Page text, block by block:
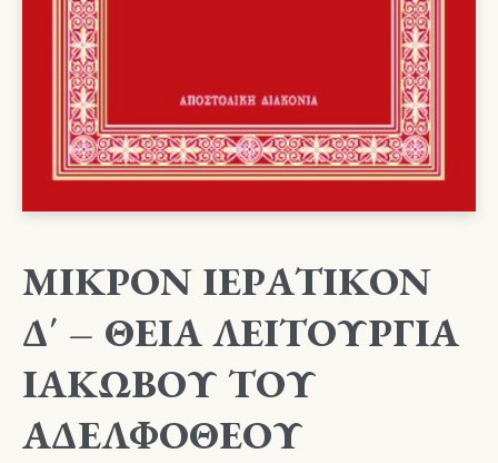
ΜΙΚΡΟΝ ΙΕΡΑΤΙΚΟΝ
Δ΄ – ΘΕΙΑ ΛΕΙΤΟΥΡΓΙΑ
ΙΑΚΩΒΟΥ ΤΟΥ
ΑΔΕΛΦΟΘΕΟΥ